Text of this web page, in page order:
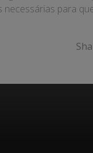
para